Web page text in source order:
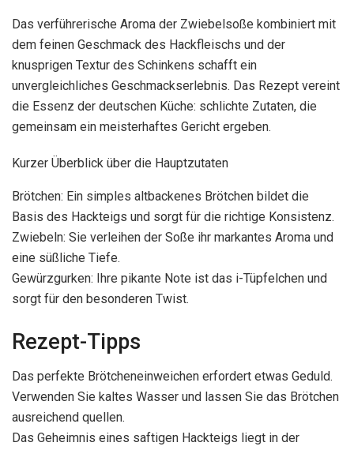
Das verführerische Aroma der Zwiebelsoße kombiniert mit
dem feinen Geschmack des Hackfleischs und der
knusprigen Textur des Schinkens schafft ein
unvergleichliches Geschmackserlebnis. Das Rezept vereint
die Essenz der deutschen Küche: schlichte Zutaten, die
gemeinsam ein meisterhaftes Gericht ergeben.
Kurzer Überblick über die Hauptzutaten
Brötchen: Ein simples altbackenes Brötchen bildet die
Basis des Hackteigs und sorgt für die richtige Konsistenz.
Zwiebeln: Sie verleihen der Soße ihr markantes Aroma und
eine süßliche Tiefe.
Gewürzgurken: Ihre pikante Note ist das i-Tüpfelchen und
sorgt für den besonderen Twist.
Rezept-Tipps
Das perfekte Brötcheneinweichen erfordert etwas Geduld.
Verwenden Sie kaltes Wasser und lassen Sie das Brötchen
ausreichend quellen.
Das Geheimnis eines saftigen Hackteigs liegt in der